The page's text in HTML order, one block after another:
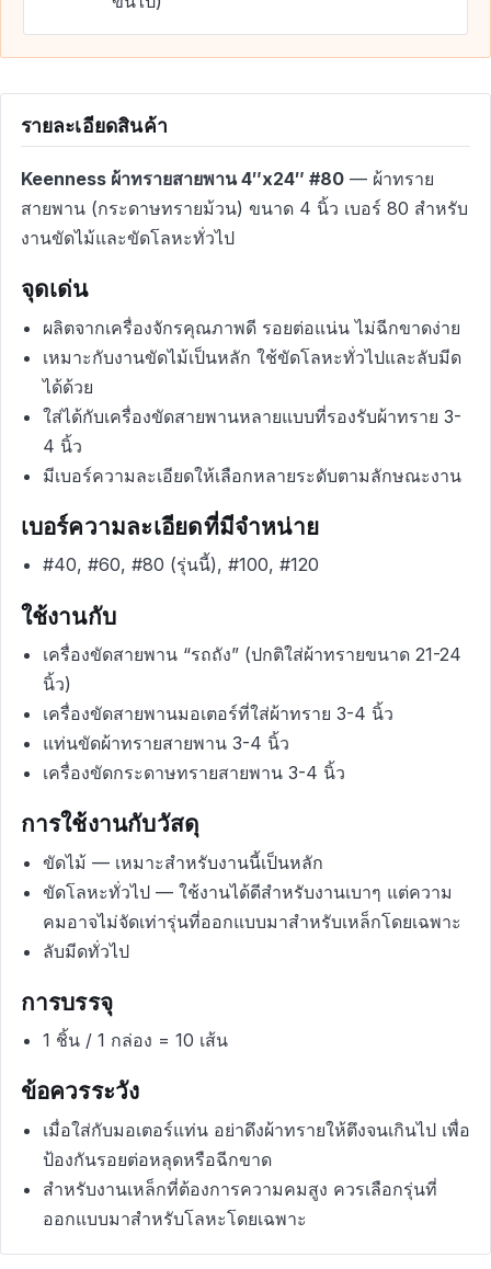
รายละเอียดสินค้า
Keenness ผ้าทรายสายพาน 4″x24″ #80— ผ้าทราย
สายพาน (กระดาษทรายม้วน) ขนาด 4 นิ้ว เบอร์ 80 สำหรับ
งานขัดไม้และขัดโลหะทั่วไป
จุดเด่น
ผลิตจากเครื่องจักรคุณภาพดี รอยต่อแน่น ไม่ฉีกขาดง่าย
เหมาะกับงานขัดไม้เป็นหลัก ใช้ขัดโลหะทั่วไปและลับมีด
ได้ด้วย
ใส่ได้กับเครื่องขัดสายพานหลายแบบที่รองรับผ้าทราย 3-
4 นิ้ว
มีเบอร์ความละเอียดให้เลือกหลายระดับตามลักษณะงาน
เบอร์ความละเอียดที่มีจำหน่าย
#40, #60, #80 (รุ่นนี้), #100, #120
ใช้งานกับ
เครื่องขัดสายพาน “รถถัง” (ปกติใส่ผ้าทรายขนาด 21-24
นิ้ว)
เครื่องขัดสายพานมอเตอร์ที่ใส่ผ้าทราย 3-4 นิ้ว
แท่นขัดผ้าทรายสายพาน 3-4 นิ้ว
เครื่องขัดกระดาษทรายสายพาน 3-4 นิ้ว
การใช้งานกับวัสดุ
ขัดไม้ — เหมาะสำหรับงานนี้เป็นหลัก
ขัดโลหะทั่วไป — ใช้งานได้ดีสำหรับงานเบาๆ แต่ความ
คมอาจไม่จัดเท่ารุ่นที่ออกแบบมาสำหรับเหล็กโดยเฉพาะ
ลับมีดทั่วไป
การบรรจุ
1 ชิ้น / 1 กล่อง = 10 เส้น
ข้อควรระวัง
เมื่อใส่กับมอเตอร์แท่น อย่าดึงผ้าทรายให้ตึงจนเกินไป เพื่อ
ป้องกันรอยต่อหลุดหรือฉีกขาด
สำหรับงานเหล็กที่ต้องการความคมสูง ควรเลือกรุ่นที่
ออกแบบมาสำหรับโลหะโดยเฉพาะ